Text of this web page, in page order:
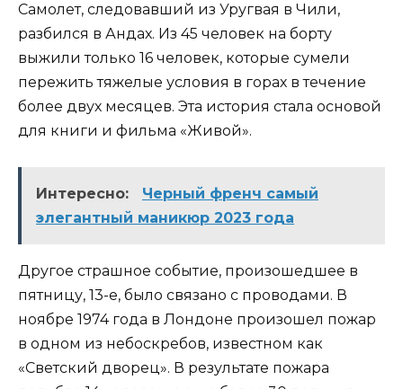
Самолет, следовавший из Уругвая в Чили,
разбился в Андах. Из 45 человек на борту
выжили только 16 человек, которые сумели
пережить тяжелые условия в горах в течение
более двух месяцев. Эта история стала основой
для книги и фильма «Живой».
Интересно:
Черный френч самый
элегантный маникюр 2023 года
Другое страшное событие, произошедшее в
пятницу, 13-е, было связано с проводами. В
ноябре 1974 года в Лондоне произошел пожар
в одном из небоскребов, известном как
«Светский дворец». В результате пожара